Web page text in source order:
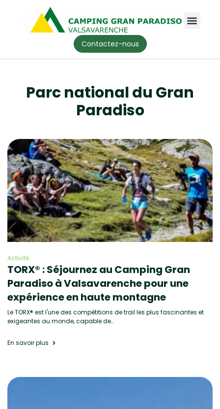
Contactez-nous
Parc national du Gran
Paradiso
Activité
TORX® : Séjournez au Camping Gran
Paradiso à Valsavarenche pour une
expérience en haute montagne
Le TORX® est l'une des compétitions de trail les plus fascinantes et
exigeantes au monde, capable de…
En savoir plus